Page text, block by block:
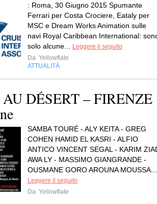
: Roma, 30 Giugno 2015 Spumante
Ferrari per Costa Crociere, Eataly per
MSC e Dream Works Animation sulle
navi Royal Caribbean International:
solo alcune...
Leggere il seguito
Da Yellowflate
ATTUALITÀ
DÉSERT – FIRENZE
SAMBA TOURÉ - ALY KEITA - GREG
COHEN HAMID EL KASRI - ALFIO
ANTICO VINCENT SEGAL - KARIM
AWA LY - MASSIMO GIANGRANDE -
OUSMANE GORO AROUNA MOUSSA...
Leggere il seguito
Da Yellowflate